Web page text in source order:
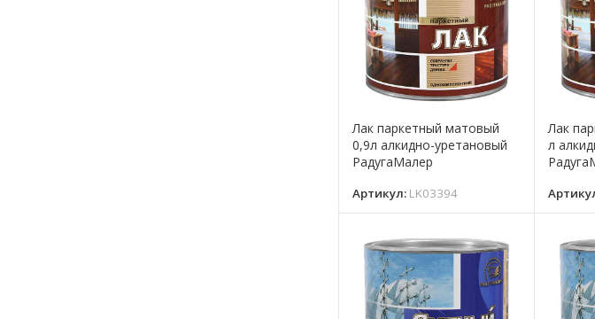
Лак паркетный матовый
0,9л алкидно-уретановый
РадугаМалер
Артикул: LK03394
Лак
л